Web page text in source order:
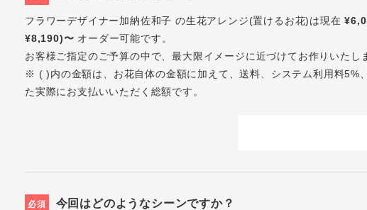
フラワーデザイナー加納佐和子 の生花アレンジ(置けるお花)は現在
¥8,190)〜 オーダー可能です。
お客様ご指定のご予算の中で、最大限イメージに近づけてお作りいたし
※ ( )内の金額は、お花自体の金額に加えて、送料、システム利用料5%
た実際にお支払いいただく総額です。
必須 今回はどのようなシーンですか？